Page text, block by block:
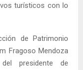
turísticos con lo
de Patrimonio
Fragoso Mendoza
presidente de